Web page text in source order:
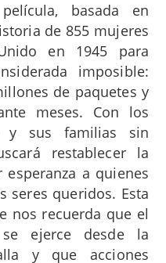
basada en
de 855 mujeres
en 1945 para
imposible:
de paquetes y
meses. Con los
y sus familias sin
restablecer la
a quienes
seres queridos. Esta
nos recuerda que el
ejerce desde la
y que acciones